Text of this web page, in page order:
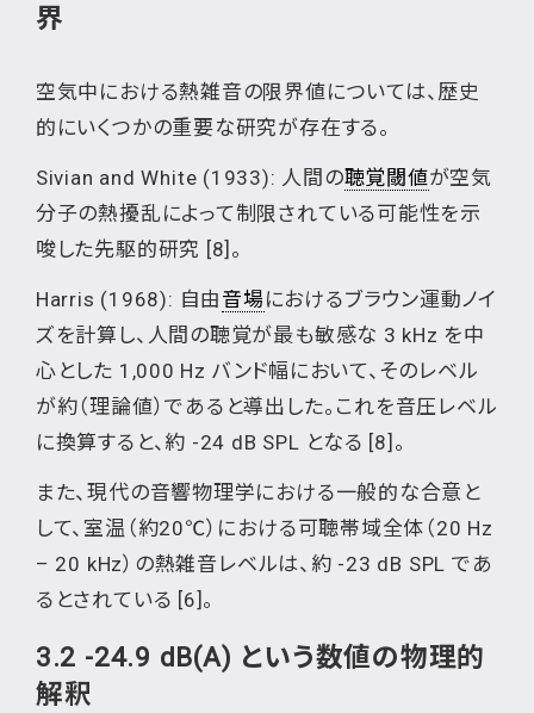
界
空気中における熱雑音の限界値については、歴史
的にいくつかの重要な研究が存在する。
Sivian and White (1933): 人間の聴覚閾値が空気
分子の熱擾乱によって制限されている可能性を示
唆した先駆的研究 [8]。
Harris (1968): 自由 音場 におけるブラウン運動ノイ
ズを計算し、人間の聴覚が最も敏感な 3 kHz を中
心とした 1,000 Hz バンド幅において、そのレベル
が約（理論値）であると導出した。これを音圧レベル
に換算すると、約 -24 dB SPL となる [8]。
また、現代の音響物理学における一般的な合意と
して、室温（約20℃）における可聴帯域全体（20 Hz
– 20 kHz）の熱雑音レベルは、約 -23 dB SPL であ
るとされている [6]。
3.2 -24.9 dB(A) という数値の物理的
解釈